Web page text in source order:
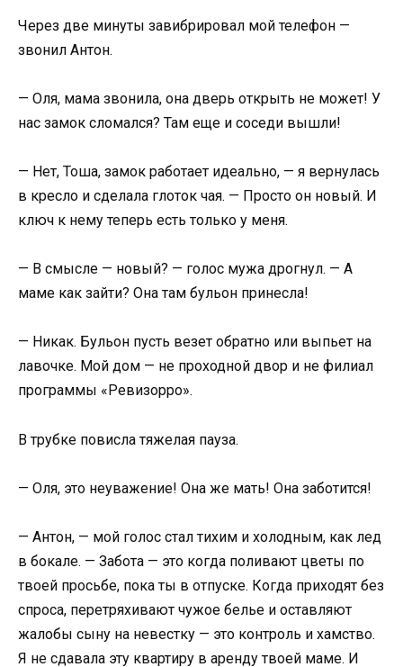
Через две минуты завибрировал мой телефон —
звонил Антон.
— Оля, мама звонила, она дверь открыть не может! У
нас замок сломался? Там еще и соседи вышли!
— Нет, Тоша, замок работает идеально, — я вернулась
в кресло и сделала глоток чая. — Просто он новый. И
ключ к нему теперь есть только у меня.
— В смысле — новый? — голос мужа дрогнул. — А
маме как зайти? Она там бульон принесла!
— Никак. Бульон пусть везет обратно или выпьет на
лавочке. Мой дом — не проходной двор и не филиал
программы «Ревизорро».
В трубке повисла тяжелая пауза.
— Оля, это неуважение! Она же мать! Она заботится!
— Антон, — мой голос стал тихим и холодным, как лед
в бокале. — Забота — это когда поливают цветы по
твоей просьбе, пока ты в отпуске. Когда приходят без
спроса, перетряхивают чужое белье и оставляют
жалобы сыну на невестку — это контроль и хамство.
Я не сдавала эту квартиру в аренду твоей маме. И